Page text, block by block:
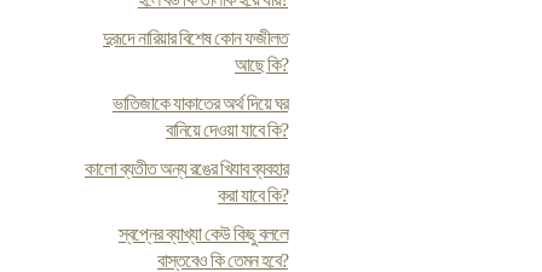
দুরূদে নারিয়ার বিশেষ কোন ফজীলত
আছে কি?
ভাতিজাকে যাকাতের অর্থ দিয়ে ঘর
বানিয়ে দেওয়া যাবে কি?
কালো ব্যতীত অন্য রঙের খিযাব ব্যবহার
করা যাবে কি?
স্বপ্নের ব্যাখ্যা কেউ কিছু বললে
বাস্তবেও কি তেমন হবে?